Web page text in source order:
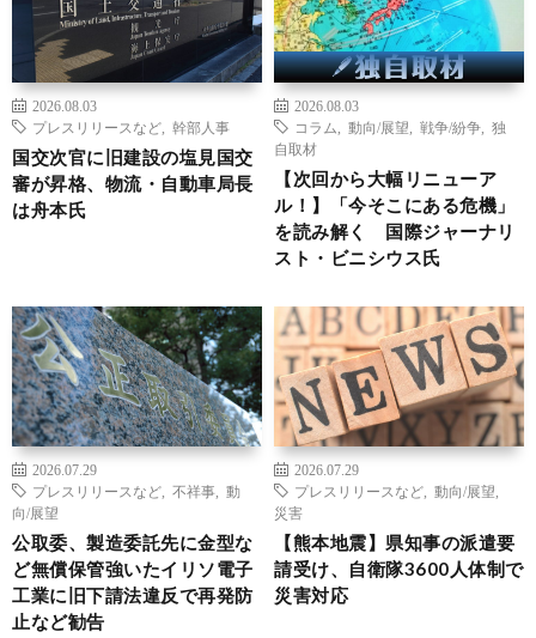
2026.08.03
プレスリリースなど
幹部人事
国交次官に旧建設の塩見国交
審が昇格、物流・自動車局長
は舟本氏
2026.08.03
コラム
動向/展望 戦争/紛争
独
自取材
【次回から大幅リニューア
ル！】「今そこにある危機」
を読み解く 国際ジャーナリ
スト・ビニシウス氏
2026.07.29
プレスリリースなど
不祥事
動
向/展望
公取委、製造委託先に金型な
ど無償保管強いたイリソ電子
工業に旧下請法違反で再発防
止など勧告
2026.07.29
プレスリリースなど
動向/展望
災害
【熊本地震】県知事の派遣要
請受け、自衛隊3600人体制で
災害対応